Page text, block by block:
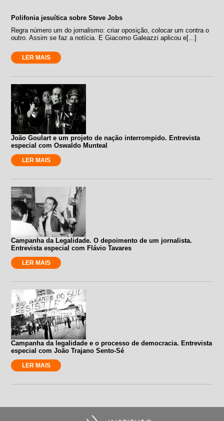
Polifonia jesuítica sobre Steve Jobs
Regra número um do jornalismo: criar oposição, colocar um contra o
outro. Assim se faz a notícia. E Giacomo Galeazzi aplicou e[...]
LER MAIS
João Goulart e um projeto de nação interrompido. Entrevista
especial com Oswaldo Munteal
LER MAIS
Campanha da Legalidade. O depoimento de um jornalista.
Entrevista especial com Flávio Tavares
LER MAIS
Campanha da legalidade e o processo de democracia. Entrevista
especial com João Trajano Sento-Sé
LER MAIS